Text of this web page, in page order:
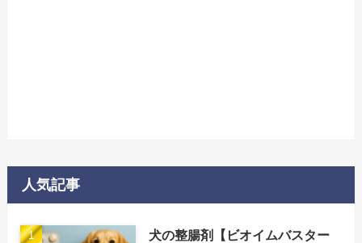
人気記事
犬の整腸剤【ビオイムバスター